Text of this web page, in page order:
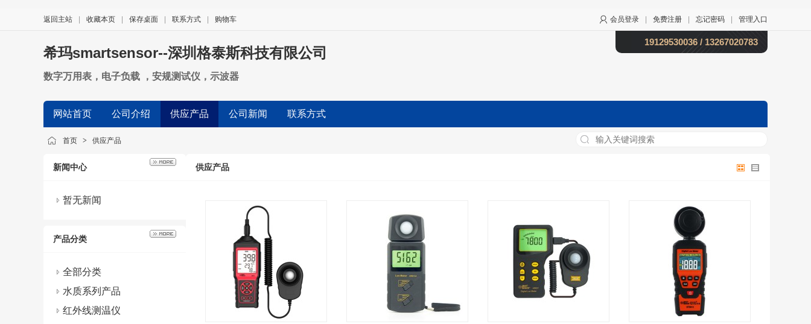
会员登录 免费注册 忘记密码 管理入口
返回主站 收藏本页 保存桌面 联系方式 购物车
19129530036 / 13267020783
希玛smartsensor--深圳格泰斯科技有限公司
数字万用表，电子负载 ，安规测试仪，示波器
网站首页 公司介绍 供应产品 公司新闻 联系方式
首页 > 供应产品
新闻中心
暂无新闻
产品分类
全部分类
水质系列产品
红外线测温仪
供应产品